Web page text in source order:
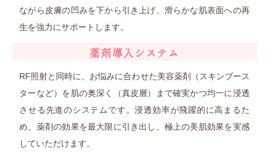
ながら皮膚の凹みを下から引き上げ、滑らかな肌表面への再
生を強力にサポートします。
薬剤導入システム
RF照射と同時に、お悩みに合わせた美容薬剤（スキンブース
ターなど）を肌の奥深く（真皮層）まで確実かつ均一に浸透
させる先進のシステムです。浸透効率が飛躍的に高まるた
め、薬剤の効果を最大限に引き出し、極上の美肌効果を実感
していただけます。